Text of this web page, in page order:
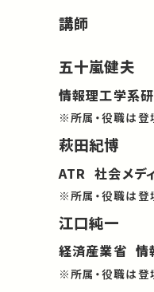
講師
五十嵐健夫
情報理工学系
※所属・役職は登
萩田紀博
ATR 社会メデ
※所属・役職は登
江口純一
経済産業省 情
※所属・役職は登